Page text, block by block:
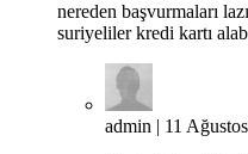
nereden başvurmaları
suriyeliler kredi kartı
admin | 11